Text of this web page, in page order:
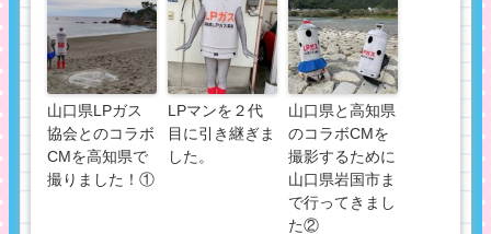
山口県LPガス
協会とのコラボ
CMを高知県で
撮りました！①
LPマンを２代
目に引き継ぎま
した。
山口県と高知県
のコラボCMを
撮影するために
山口県岩国市ま
で行ってきまし
た②